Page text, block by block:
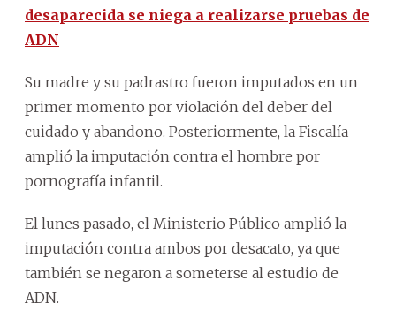
desaparecida se niega a realizarse pruebas de
ADN
Su madre y su padrastro fueron imputados en un
primer momento por violación del deber del
cuidado y abandono. Posteriormente, la Fiscalía
amplió la imputación contra el hombre por
pornografía infantil.
El lunes pasado, el Ministerio Público amplió la
imputación contra ambos por desacato, ya que
también se negaron a someterse al estudio de
ADN.